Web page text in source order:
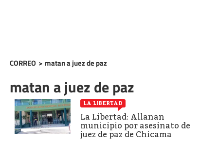
CORREO > matan a juez de paz
matan a juez de paz
LA LIBERTAD
La Libertad: Allanan
municipio por asesinato de
juez de paz de Chicama